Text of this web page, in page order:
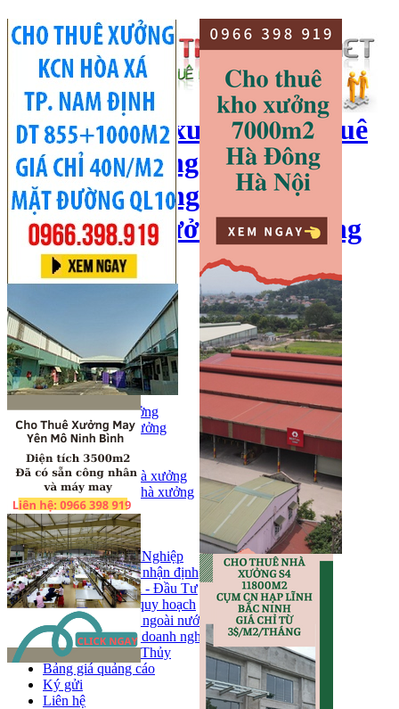
cho thuê kho xưởng, cho thuê
kho, kho xưởng hà nội, cho
thuê nhà xưởng, cho thuê
xưởng, kho xưởng hải dương
Hotline:0966 398 919
Đăng ký
Đăng tin bán/cho thuê
Trang chủ
Bán kho, nhà xưởng
Bán kho xưởng
Kho
Mặt bằng
Cho thuê kho, nhà xưởng
Cho thuê nhà xưởng
Kho
Mặt bằng
Tin tức
Khu Công Nghiệp
Phân tích - nhận định
Chính sách - Đầu Tư
Thông tin quy hoạch
Thị trường ngoài nước
Hoạt động doanh nghiẹp
Tin Phong Thủy
Bảng giá quảng cáo
Ký gửi
Liên hệ